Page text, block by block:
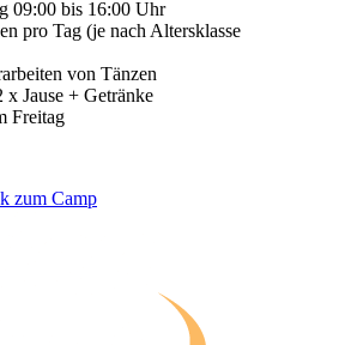
09:00 bis 16:00 Uhr
pro Tag (je nach Altersklasse
von Tänzen
x Jause + Getränke
Freitag
zum Camp